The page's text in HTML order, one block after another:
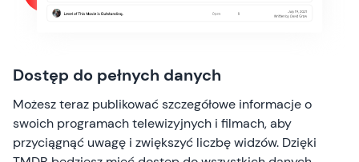
Dostęp do pełnych danych
Możesz teraz publikować szczegółowe informacje o
swoich programach telewizyjnych i filmach, aby
przyciągnąć uwagę i zwiększyć liczbę widzów. Dzięki